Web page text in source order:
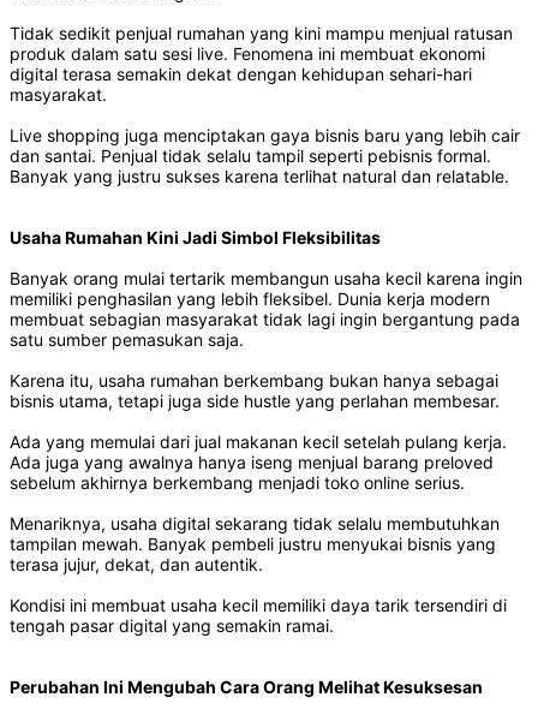
Tidak sedikit penjual rumahan yang kini mampu menjual ratusan
produk dalam satu sesi live. Fenomena ini membuat ekonomi
digital terasa semakin dekat dengan kehidupan sehari-hari
masyarakat.
Live shopping juga menciptakan gaya bisnis baru yang lebih cair
dan santai. Penjual tidak selalu tampil seperti pebisnis formal.
Banyak yang justru sukses karena terlihat natural dan relatable.
Usaha Rumahan Kini Jadi Simbol Fleksibilitas
Banyak orang mulai tertarik membangun usaha kecil karena ingin
memiliki penghasilan yang lebih fleksibel. Dunia kerja modern
membuat sebagian masyarakat tidak lagi ingin bergantung pada
satu sumber pemasukan saja.
Karena itu, usaha rumahan berkembang bukan hanya sebagai
bisnis utama, tetapi juga side hustle yang perlahan membesar.
Ada yang memulai dari jual makanan kecil setelah pulang kerja.
Ada juga yang awalnya hanya iseng menjual barang preloved
sebelum akhirnya berkembang menjadi toko online serius.
Menariknya, usaha digital sekarang tidak selalu membutuhkan
tampilan mewah. Banyak pembeli justru menyukai bisnis yang
terasa jujur, dekat, dan autentik.
Kondisi ini membuat usaha kecil memiliki daya tarik tersendiri di
tengah pasar digital yang semakin ramai.
Perubahan Ini Mengubah Cara Orang Melihat Kesuksesan